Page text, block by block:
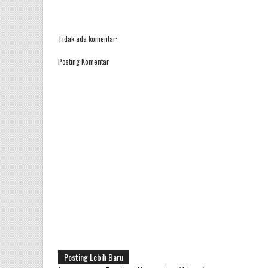
Tidak ada komentar:
Posting Komentar
Posting Lebih Baru